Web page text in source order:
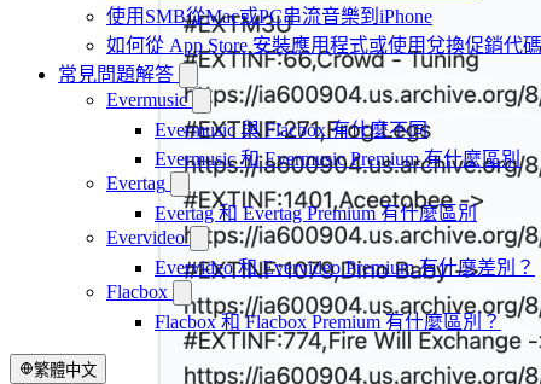
使用SMB從Mac或PC串流音樂到iPhone
如何從 App Store 安裝應用程式或使用兌換促銷代
常見問題解答
Evermusic
Evermusic 與 Flacbox 有什麼不同
Evermusic 和 Evermusic Premium 有什麼區別
Evertag
Evertag 和 Evertag Premium 有什麼區別
Evervideo
Evervideo 和 Evervideo Premium 有什麼差別？
Flacbox
Flacbox 和 Flacbox Premium 有什麼區別？
繁體中文